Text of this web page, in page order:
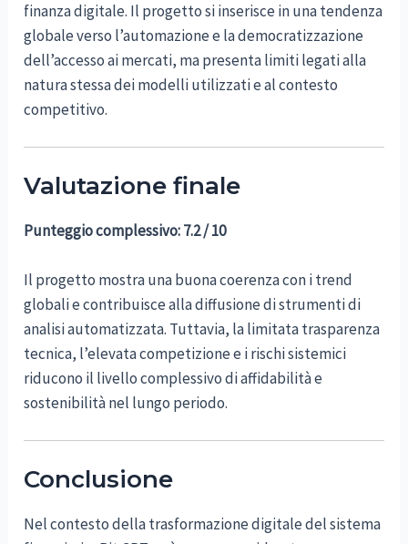
finanza digitale. Il progetto si inserisce in una tendenza
globale verso l’automazione e la democratizzazione
dell’accesso ai mercati, ma presenta limiti legati alla
natura stessa dei modelli utilizzati e al contesto
competitivo.
Valutazione finale
Punteggio complessivo: 7.2 / 10
Il progetto mostra una buona coerenza con i trend
globali e contribuisce alla diffusione di strumenti di
analisi automatizzata. Tuttavia, la limitata trasparenza
tecnica, l’elevata competizione e i rischi sistemici
riducono il livello complessivo di affidabilità e
sostenibilità nel lungo periodo.
Conclusione
Nel contesto della trasformazione digitale del sistema